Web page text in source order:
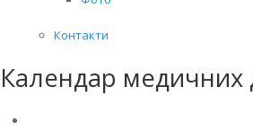
Контакти
Календар медичних